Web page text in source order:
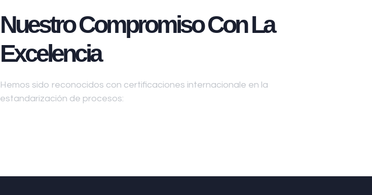
Nuestro Compromiso Con La
Excelencia
Hemos sido reconocidos con certificaciones internacionale en la
estandarización de procesos: